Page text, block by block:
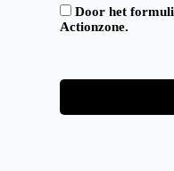
Door het
Actionzone.